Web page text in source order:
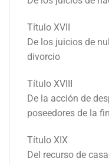
Título XVII
De los juicios de
divorcio
Título XVIII
De la acción de
poseedores de la
Título XIX
Del recurso de